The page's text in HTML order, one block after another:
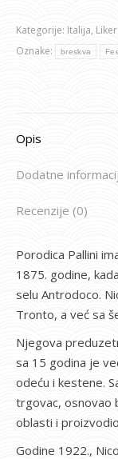
Kategorije: Italija, Liker
Oznake:
breskva
Opis
Dodatne
Recenzije (0)
Porodica Pallini
1875. godine,
selu Antrodoco.
Tronto, a već sa
Njegova
sa 15 godina je
odeću i kestene.
trgovac, osnovao
oblasti i
Godine 1922.,